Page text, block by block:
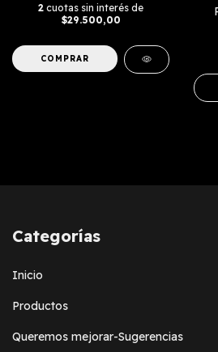
2 cuotas sin interés de
$29.500,00
Categorías
Inicio
Productos
Queremos mejorar-Sugerencias